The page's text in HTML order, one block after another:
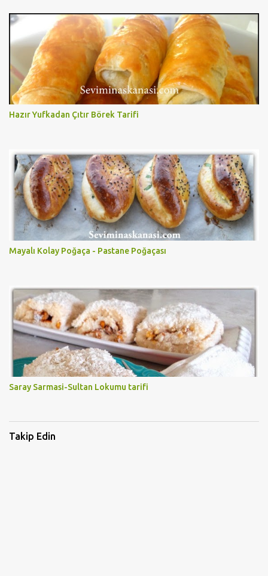
Hazır Yufkadan Çıtır Börek Tarifi
Mayalı Kolay Poğaça - Pastane Poğaçası
Saray Sarmasi-Sultan Lokumu tarifi
Takip Edin